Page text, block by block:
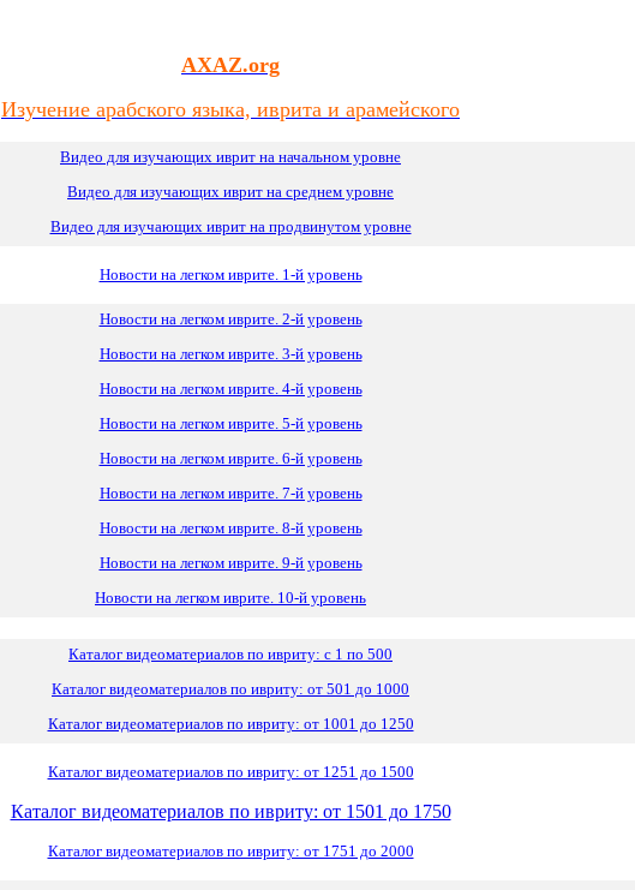
AXAZ.org
Изучение арабского языка, иврита и арамейского
Видео для изучающих иврит на начальном уровне
Видео для изучающих иврит на среднем уровне
Видео для изучающих иврит на продвинутом уровне
Новости на легком иврите. 1-й уровень
Новости на легком иврите. 2-й уровень
Новости на легком иврите. 3-й уровень
Новости на легком иврите. 4-й уровень
Новости на легком иврите. 5-й уровень
Новости на легком иврите. 6-й уровень
Новости на легком иврите. 7-й уровень
Новости на легком иврите. 8-й уровень
Новости на легком иврите. 9-й уровень
Новости на легком иврите. 10-й уровень
Каталог видеоматериалов по ивриту: с 1 по 500
Каталог видеоматериалов по ивриту: от 501 до 1000
Каталог видеоматериалов по ивриту: от 1001 до 1250
Каталог видеоматериалов по ивриту: от 1251 до 1500
Каталог видеоматериалов по ивриту: от 1501 до 1750
Каталог видеоматериалов по ивриту: от 1751 до 2000